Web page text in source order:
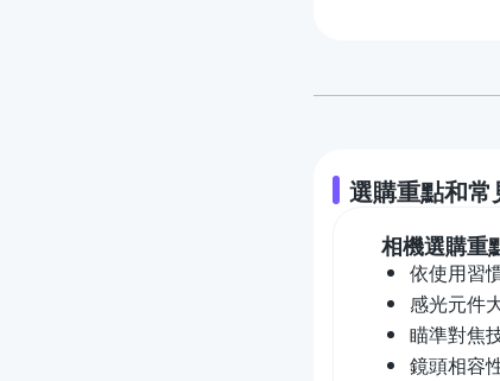
選購重點和常
相機選購重
依使用習
感光元件
瞄準對焦
鏡頭相容